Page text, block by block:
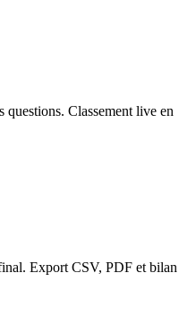
questions. Classement live en
Export CSV, PDF et bilan